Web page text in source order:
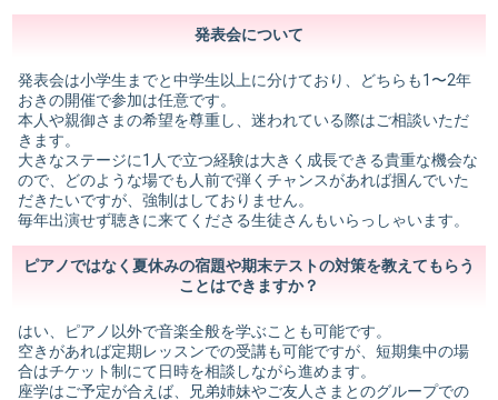
発表会について
発表会は小学生までと中学生以上に分けており、どちらも1〜2年
おきの開催で参加は任意です。
本人や親御さまの希望を尊重し、迷われている際はご相談いただ
きます。
大きなステージに1人で立つ経験は大きく成長できる貴重な機会な
ので、どのような場でも人前で弾くチャンスがあれば掴んでいた
だきたいですが、強制はしておりません。
毎年出演せず聴きに来てくださる生徒さんもいらっしゃいます。
ピアノではなく夏休みの宿題や期末テストの対策を教えてもらう
ことはできますか？
はい、ピアノ以外で音楽全般を学ぶことも可能です。
空きがあれば定期レッスンでの受講も可能ですが、短期集中の場
合はチケット制にて日時を相談しながら進めます。
座学はご予定が合えば、兄弟姉妹やご友人さまとのグループでの